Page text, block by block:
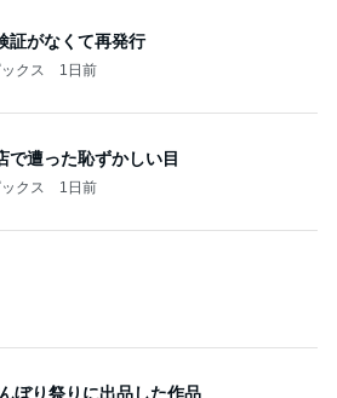
膳カレー
ー欲しさにやっつけなお手